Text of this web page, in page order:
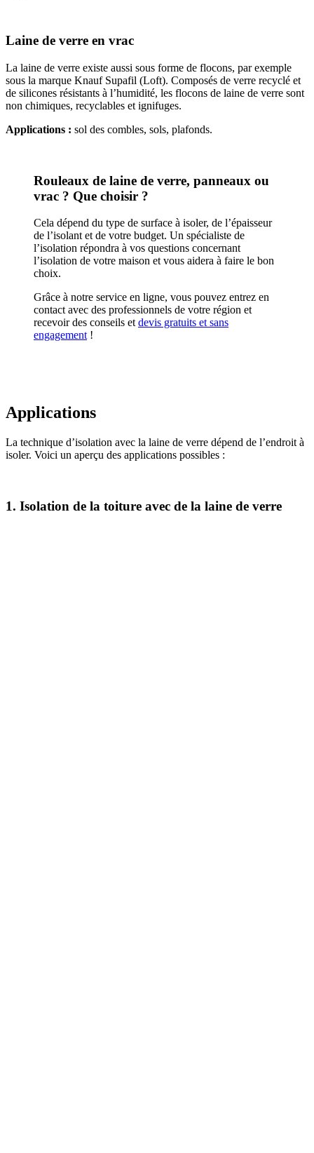
Laine de verre en vrac
La laine de verre existe aussi sous forme de flocons, par exemple
sous la marque Knauf Supafil (Loft). Composés de verre recyclé et
de silicones résistants à l’humidité, les flocons de laine de verre sont
non chimiques, recyclables et ignifuges.
Applications : sol des combles, sols, plafonds.
Rouleaux de laine de verre, panneaux ou
vrac ? Que choisir ?
Cela dépend du type de surface à isoler, de l’épaisseur
de l’isolant et de votre budget. Un spécialiste de
l’isolation répondra à vos questions concernant
l’isolation de votre maison et vous aidera à faire le bon
choix.
Grâce à notre service en ligne, vous pouvez entrez en
contact avec des professionnels de votre région et
recevoir des conseils etdevis gratuits et sans
engagement!
Applications
La technique d’isolation avec la laine de verre dépend de l’endroit à
isoler. Voici un aperçu des applications possibles :
1. Isolation de la toiture avec de la laine de verre